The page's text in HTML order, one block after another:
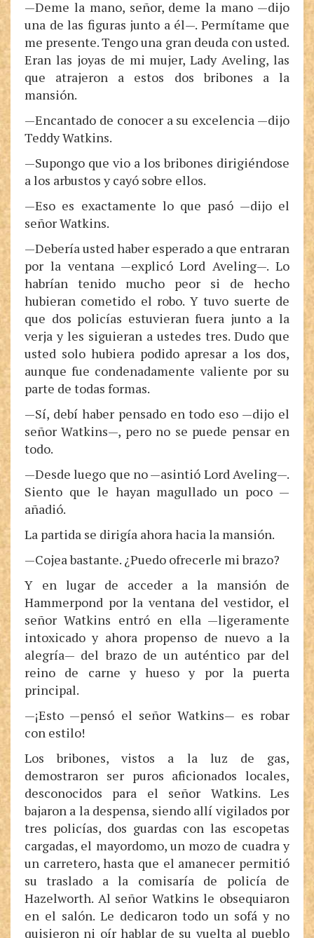
—Deme la mano, señor, deme la mano —dijo
una de las figuras junto a él—. Permítame que
me presente. Tengo una gran deuda con usted.
Eran las joyas de mi mujer, Lady Aveling, las
que atrajeron a estos dos bribones a la
mansión.
—Encantado de conocer a su excelencia —dijo
Teddy Watkins.
—Supongo que vio a los bribones dirigiéndose
a los arbustos y cayó sobre ellos.
—Eso es exactamente lo que pasó —dijo el
señor Watkins.
—Debería usted haber esperado a que entraran
por la ventana —explicó Lord Aveling—. Lo
habrían tenido mucho peor si de hecho
hubieran cometido el robo. Y tuvo suerte de
que dos policías estuvieran fuera junto a la
verja y les siguieran a ustedes tres. Dudo que
usted solo hubiera podido apresar a los dos,
aunque fue condenadamente valiente por su
parte de todas formas.
—Sí, debí haber pensado en todo eso —dijo el
señor Watkins—, pero no se puede pensar en
todo.
—Desde luego que no —asintió Lord Aveling—.
Siento que le hayan magullado un poco —
añadió.
La partida se dirigía ahora hacia la mansión.
—Cojea bastante. ¿Puedo ofrecerle mi brazo?
Y en lugar de acceder a la mansión de
Hammerpond por la ventana del vestidor, el
señor Watkins entró en ella —ligeramente
intoxicado y ahora propenso de nuevo a la
alegría— del brazo de un auténtico par del
reino de carne y hueso y por la puerta
principal.
—¡Esto —pensó el señor Watkins— es robar
con estilo!
Los bribones, vistos a la luz de gas,
demostraron ser puros aficionados locales,
desconocidos para el señor Watkins. Les
bajaron a la despensa, siendo allí vigilados por
tres policías, dos guardas con las escopetas
cargadas, el mayordomo, un mozo de cuadra y
un carretero, hasta que el amanecer permitió
su traslado a la comisaría de policía de
Hazelworth. Al señor Watkins le obsequiaron
en el salón. Le dedicaron todo un sofá y no
quisieron ni oír hablar de su vuelta al pueblo